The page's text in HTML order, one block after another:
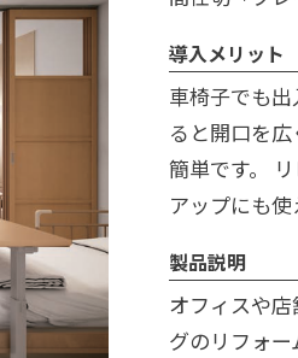
導入メリット
車椅子でも
ると開口を
簡単です。
アップにも
製品説明
オフィスや
グのリフォ